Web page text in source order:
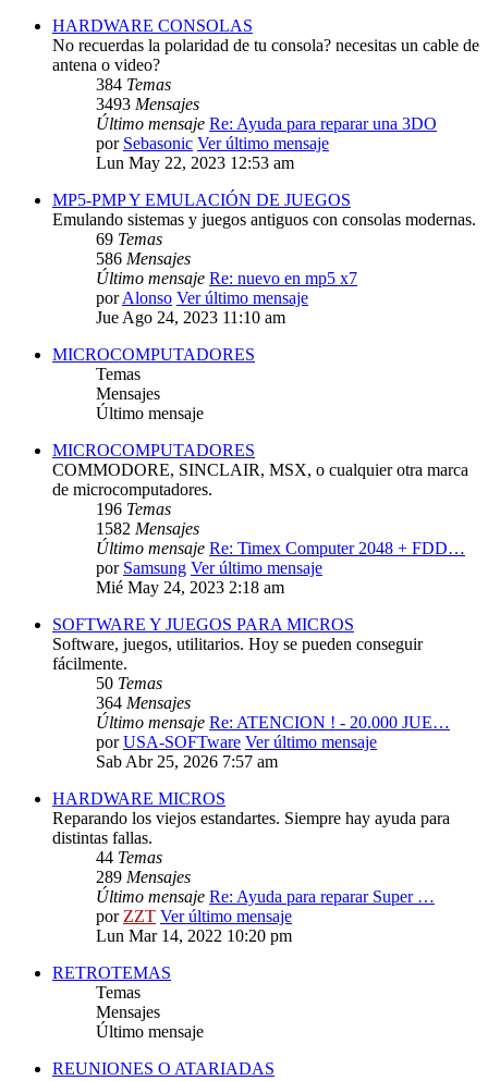
HARDWARE CONSOLAS
No recuerdas la polaridad de tu consola? necesitas un cable de
antena o video?
384 Temas
3493 Mensajes
Último mensaje Re: Ayuda para reparar una 3DO
por Sebasonic Ver último mensaje
Lun May 22, 2023 12:53 am
MP5-PMP Y EMULACIÓN DE JUEGOS
Emulando sistemas y juegos antiguos con consolas modernas.
69 Temas
586 Mensajes
Último mensaje Re: nuevo en mp5 x7
porAlonso Ver último mensaje
Jue Ago 24, 2023 11:10 am
MICROCOMPUTADORES
Temas
Mensajes
Último mensaje
MICROCOMPUTADORES
COMMODORE, SINCLAIR, MSX, o cualquier otra marca
de microcomputadores.
196 Temas
1582 Mensajes
Último mensaje Re: Timex Computer 2048 + FDD…
por Samsung Ver último mensaje
Mié May 24, 2023 2:18 am
SOFTWARE Y JUEGOS PARA MICROS
Software, juegos, utilitarios. Hoy se pueden conseguir
fácilmente.
50 Temas
364 Mensajes
Último mensaje Re: ATENCION ! - 20.000 JUE…
porUSA-SOFTware Ver último mensaje
Sab Abr 25, 2026 7:57 am
HARDWARE MICROS
Reparando los viejos estandartes. Siempre hay ayuda para
distintas fallas.
44 Temas
289 Mensajes
Último mensaje Re: Ayuda para reparar Super …
porZZT Ver último mensaje
Lun Mar 14, 2022 10:20 pm
RETROTEMAS
Temas
Mensajes
Último mensaje
REUNIONES O ATARIADAS